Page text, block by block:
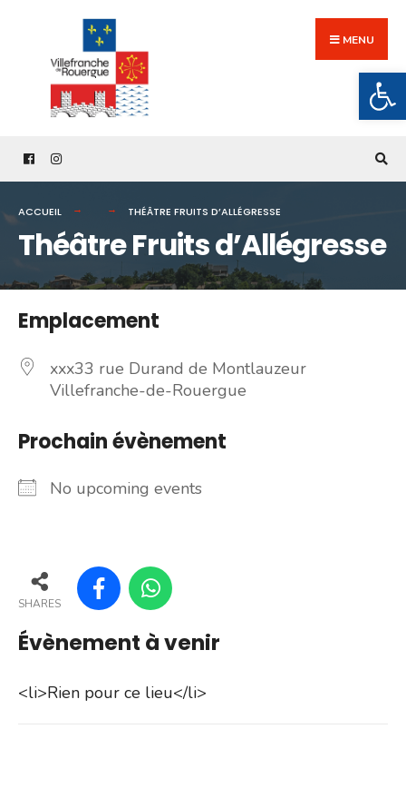
content
MENU
ACCUEIL THÉÂTRE FRUITS D’ALLÉGRESSE
Théâtre Fruits d’Allégresse
Emplacement
xxx33 rue Durand de Montlauzeur
Villefranche-de-Rouergue
Prochain évènement
No upcoming events
SHARES
Évènement à venir
<li>Rien pour ce lieu</li>